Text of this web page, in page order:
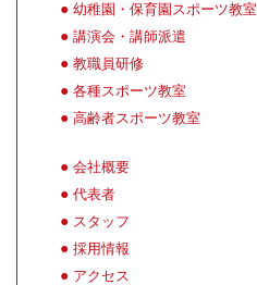
幼稚園・保育園スポーツ教室
講演会・講師派遣
教職員研修
各種スポーツ教室
高齢者スポーツ教室
会社概要
代表者
スタッフ
採用情報
アクセス